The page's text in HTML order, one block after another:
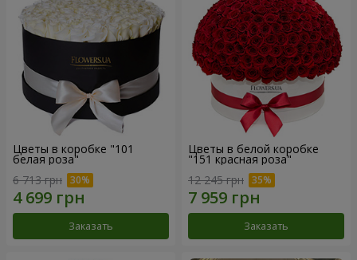
Цветы в коробке "101
белая роза"
6 713 грн
Заказать
Цветы в белой коробке
"151 красная роза"
12 245 грн
Заказать